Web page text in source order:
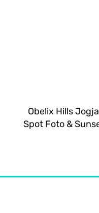
Obelix Hills
Spot Foto &